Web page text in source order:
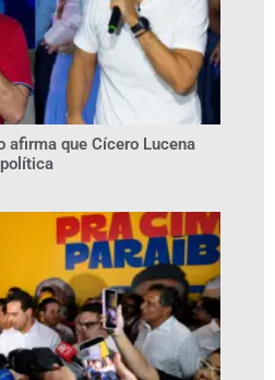
afirma que Cícero Lucena